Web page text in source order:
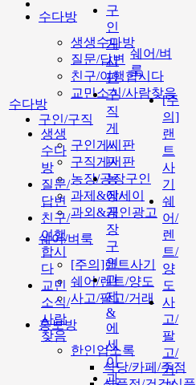
수다방
생생수다방
질문/답변
친구/여행합시다
교민소식/사람찾음
구인/구직
구인게시판
구직게시판
농장/공장구인
과제&에세이
과외&개인광고
쉐어/벼룩
[주의]랜트사기
쉐어/렌트/양도
사고/팔고/거래
홍보방
한인업소록
식당/카페/주점
수다방
생생
수다
방
질문/
답변
친구/
여행
합시
다
교민
소식/
사람
찾음
구
인
게
시
판
구
직
게
시
판
농
장/
공
장
구
인
과
제
&
에
세
이
과
쉐어/벼
룩
[주
의]
랜
트
사
기
쉐
어/
렌
트/
양
도
사
고/
팔
고/
거